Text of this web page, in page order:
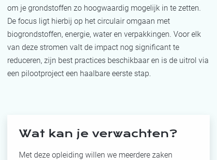
om je grondstoffen zo hoogwaardig mogelijk in te zetten.
De focus ligt hierbij op het circulair omgaan met
biogrondstoffen, energie, water en verpakkingen. Voor elk
van deze stromen valt de impact nog significant te
reduceren, zijn best practices beschikbaar en is de uitrol via
een pilootproject een haalbare eerste stap.
Wat kan je verwachten?
Met deze opleiding willen we meerdere zaken